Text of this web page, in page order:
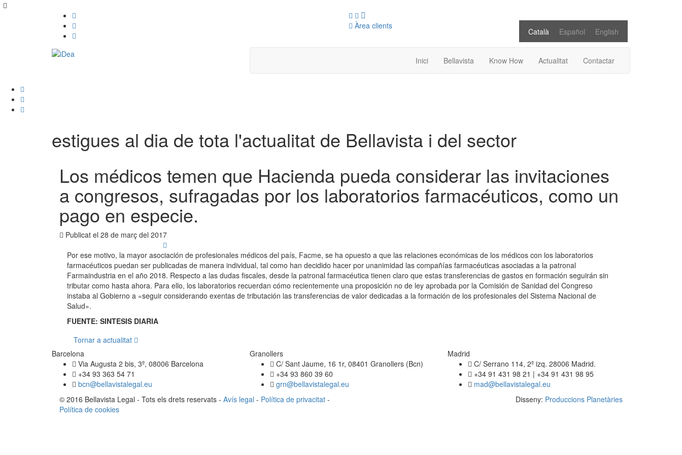
Català Español English
Àrea clients
Inici Bellavista Know How Actualitat Contactar
estigues al dia de tota l'actualitat de Bellavista i del sector
Los médicos temen que Hacienda pueda considerar las invitaciones
a congresos, sufragadas por los laboratorios farmacéuticos, como un
pago en especie.
Publicat el 28 de març del 2017
Por ese motivo, la mayor asociación de profesionales médicos del país, Facme, se ha opuesto a que las relaciones económicas de los médicos con los laboratorios
farmacéuticos puedan ser publicadas de manera individual, tal como han decidido hacer por unanimidad las compañías farmacéuticas asociadas a la patronal
Farmaindustria en el año 2018. Respecto a las dudas fiscales, desde la patronal farmacéutica tienen claro que estas transferencias de gastos en formación seguirán sin
tributar como hasta ahora. Para ello, los laboratorios recuerdan cómo recientemente una proposición no de ley aprobada por la Comisión de Sanidad del Congreso
instaba al Gobierno a «seguir considerando exentas de tributación las transferencias de valor dedicadas a la formación de los profesionales del Sistema Nacional de
Salud».
FUENTE: SINTESIS DIARIA
Tornar a actualitat
Barcelona
Via Augusta 2 bis, 3º, 08006 Barcelona
+34 93 363 54 71
bcn@bellavistalegal.eu
Granollers
C/ Sant Jaume, 16 1r, 08401 Granollers (Bcn)
+34 93 860 39 60
grn@bellavistalegal.eu
Madrid
C/ Serrano 114, 2º izq. 28006 Madrid.
+34 91 431 98 21 | +34 91 431 98 95
mad@bellavistalegal.eu
© 2016 Bellavista Legal - Tots els drets reservats - Avís legal - Política de privacitat -
Política de cookies
Disseny: Produccions Planetàries